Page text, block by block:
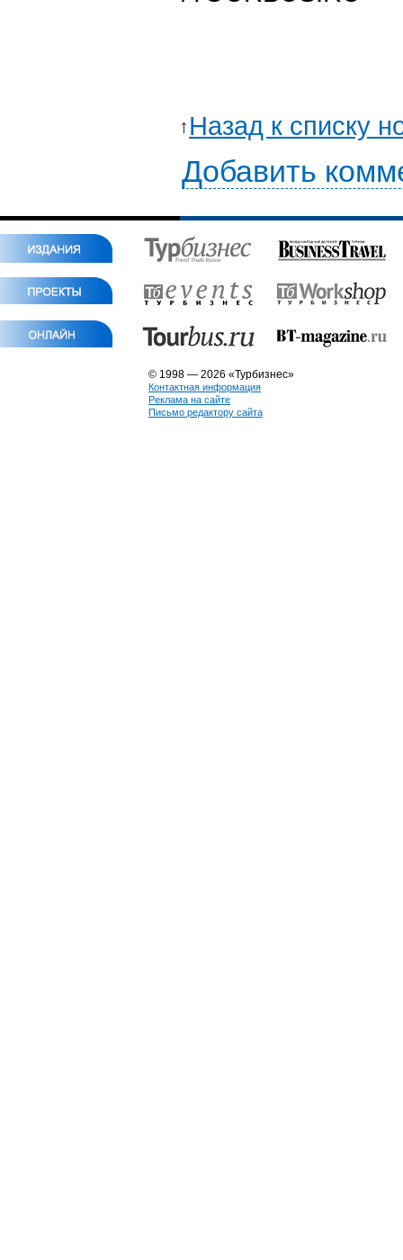
Назад к списку
Добавить
© 1998 — 2026 «Турбизнес»
Контактная информация
Реклама на сайте
Письмо редактору сайта